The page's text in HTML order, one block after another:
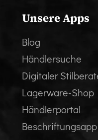
Unsere Apps
Blog
Händlersuche
Digitaler
Lagerware-Shop
Händlerportal
Beschriftungsapp